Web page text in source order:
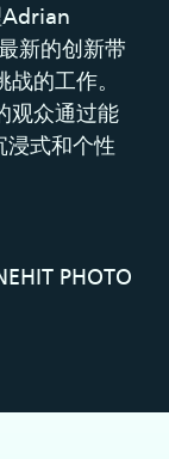
Adrian
新的创新带
的工作。
观众通过能
浸式和个性
PHOTO